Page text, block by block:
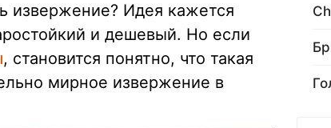
извержение? Идея кажется
и дешевый. Но если
, становится понятно, что такая
мирное извержение в